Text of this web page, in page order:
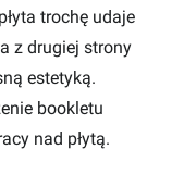
trochę udaje
z drugiej strony
estetyką.
bookletu
nad płytą.